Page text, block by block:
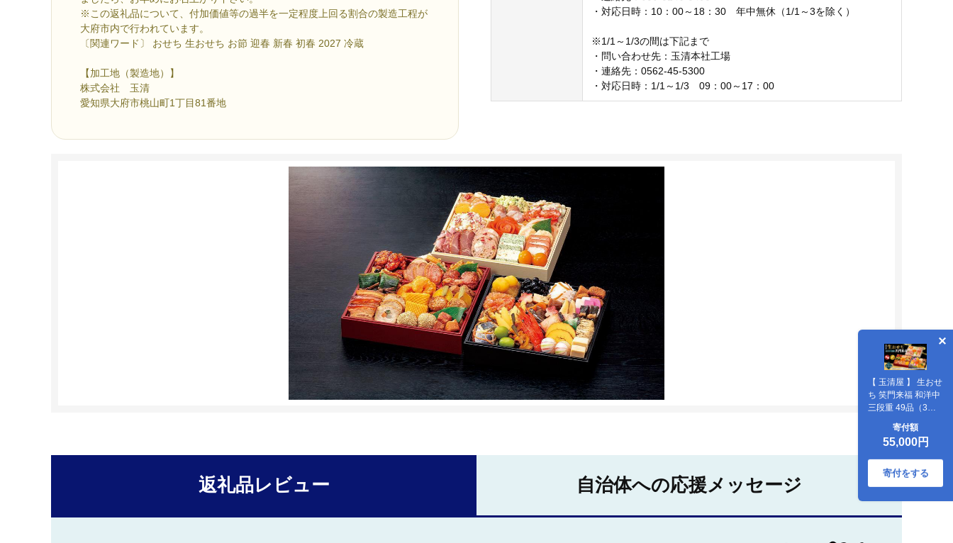
※この返礼品について、付加価値等の過半を一定程度上回る割合の製造工程が
大府市内で行われています。
〔関連ワード〕 おせち 生おせち お節 迎春 新春 初春 2027 冷蔵
【加工地（製造地）】
株式会社 玉清
愛知県大府市桃山町1丁目81番地
【 玉清屋 】 生おせ
ち 笑門来福 和洋中
三段重 49品（3～5
人前） 冷蔵発送・
12/31到着限定
寄付額
55,000円
寄付をする
・対応日時：10：00～18：30 年中無休（1/1～3を除く）
※1/1～1/3の間は下記まで
・問い合わせ先：玉清本社工場
・連絡先：0562-45-5300
・対応日時：1/1～1/3 09：00～17：00
返礼品レビュー 自治体への応援メッセージ